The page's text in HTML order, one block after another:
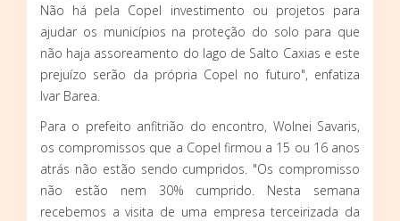
Não há pela Copel investimento ou projetos para
ajudar os municípios na proteção do solo para que
não haja assoreamento do lago de Salto Caxias e este
prejuízo serão da própria Copel no futuro", enfatiza
Ivar Barea.
Para o prefeito anfitrião do encontro, Wolnei Savaris,
os compromissos que a Copel firmou a 15 ou 16 anos
atrás não estão sendo cumpridos. "Os compromisso
não estão nem 30% cumprido. Nesta semana
recebemos a visita de uma empresa terceirizada da